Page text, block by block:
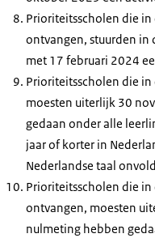
Prioriteitsscholen die
ontvangen, stuurden in
met 17 februari 2024
Prioriteitsscholen die in
moesten uiterlijk 30
gedaan onder alle
jaar of korter in
Nederlandse taal
Prioriteitsscholen die
ontvangen, moesten
nulmeting hebben